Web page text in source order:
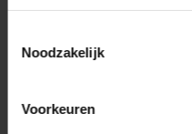
Noodzakelijk
Voorkeuren
Adviseur